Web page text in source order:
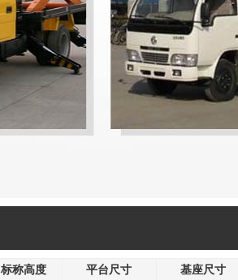
标称高度 平台尺寸 基座尺寸